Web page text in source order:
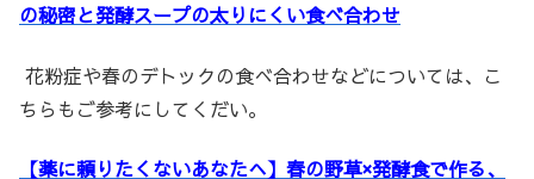
の秘密と発酵スープの太りにくい食べ合わせ
花粉症や春のデトックの食べ合わせなどについては、こ
ちらもご参考にしてくだい。
【薬に頼りたくないあなたへ】春の野草×発酵食で作る、